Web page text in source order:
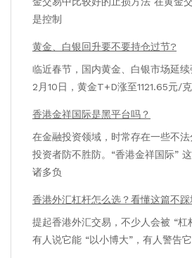
是控制
黄金、白银回升要不要持仓过节?
临近春节，国内黄金、白银市场延
2月10日，黄金T+D涨至1121.65元/
香港金祥国际是黑平台吗？
在金融投资领域，时常存在一些不
投资者防不胜防。“香港金祥国际”
诸多负
香港外汇杠杆怎么选？看懂这篇不踩
提起香港外汇交易，不少人会被 “
有人说它能 “以小博大”，有人警告